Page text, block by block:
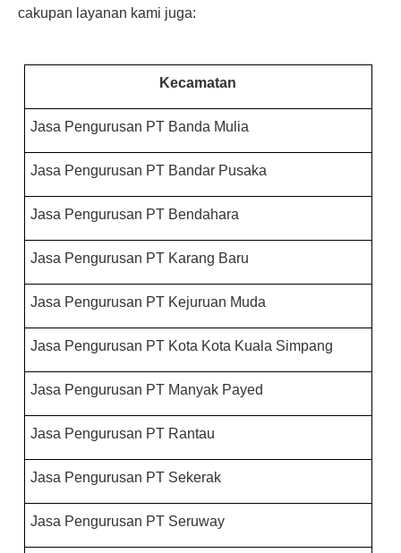
cakupan layanan kami juga:
Kecamatan
Jasa Pengurusan PT Banda Mulia
Jasa Pengurusan PT Bandar Pusaka
Jasa Pengurusan PT Bendahara
Jasa Pengurusan PT Karang Baru
Jasa Pengurusan PT Kejuruan Muda
Jasa Pengurusan PT Kota Kota Kuala Simpang
Jasa Pengurusan PT Manyak Payed
Jasa Pengurusan PT Rantau
Jasa Pengurusan PT Sekerak
Jasa Pengurusan PT Seruway